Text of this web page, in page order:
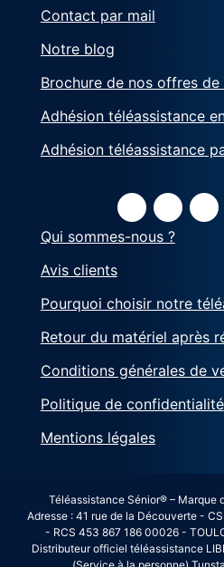
Contact par mail
Notre blog
Brochure de nos offres de
Adhésion téléassistance
Adhésion téléassistance
Qui sommes-nous ?
Avis clients
Pourquoi choisir notre
Retour du matériel après
Conditions générales de
Politique de confidentialité
Mentions légales
Téléassistance Sénior® – Marque
Adresse : 41 rue de la Découverte -
- RCS 453 867 186 00026 -
Distributeur officiel téléassistance